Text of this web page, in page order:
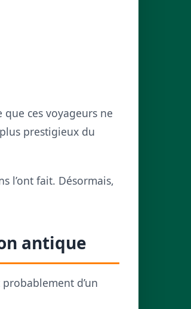
ces voyageurs ne
prestigieux du
l’ont fait. Désormais,
antique
d’un